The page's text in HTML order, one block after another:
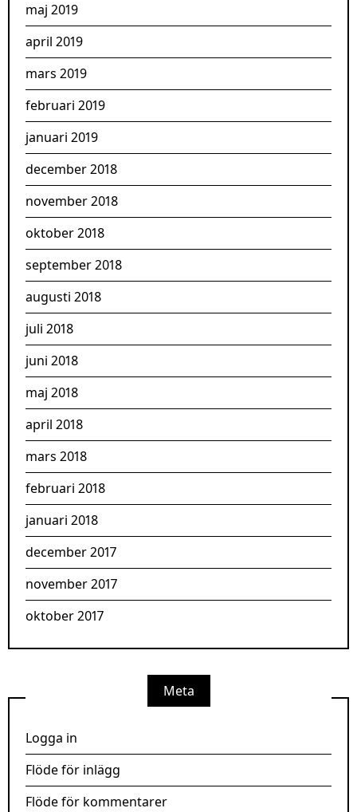
maj 2019
april 2019
mars 2019
februari 2019
januari 2019
december 2018
november 2018
oktober 2018
september 2018
augusti 2018
juli 2018
juni 2018
maj 2018
april 2018
mars 2018
februari 2018
januari 2018
december 2017
november 2017
oktober 2017
Meta
Logga in
Flöde för inlägg
Flöde för kommentarer